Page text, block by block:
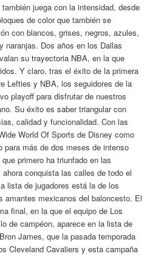
juega con la intensidad, desde
de color que también se
con blancos, grises, negros, azules,
naranjas. Dos años en los Dallas
su trayectoria NBA, en la que
Y claro, tras el éxito de la primera
Lefties y NBA, los seguidores de la
playoff para disfrutar de nuestros
Su éxito es saber triangular con
calidad y funcionalidad. Con las
World Of Sports de Disney como
para más de dos meses de intenso
primero ha triunfado en las
conquista las calles de todo el
lista de jugadores está la de los
amantes mexicanos del baloncesto. El
final, en la que el equipo de Los
de campéon, aparece en la lista de
James, que la pasada temporada
Cleveland Cavaliers y esta campaña